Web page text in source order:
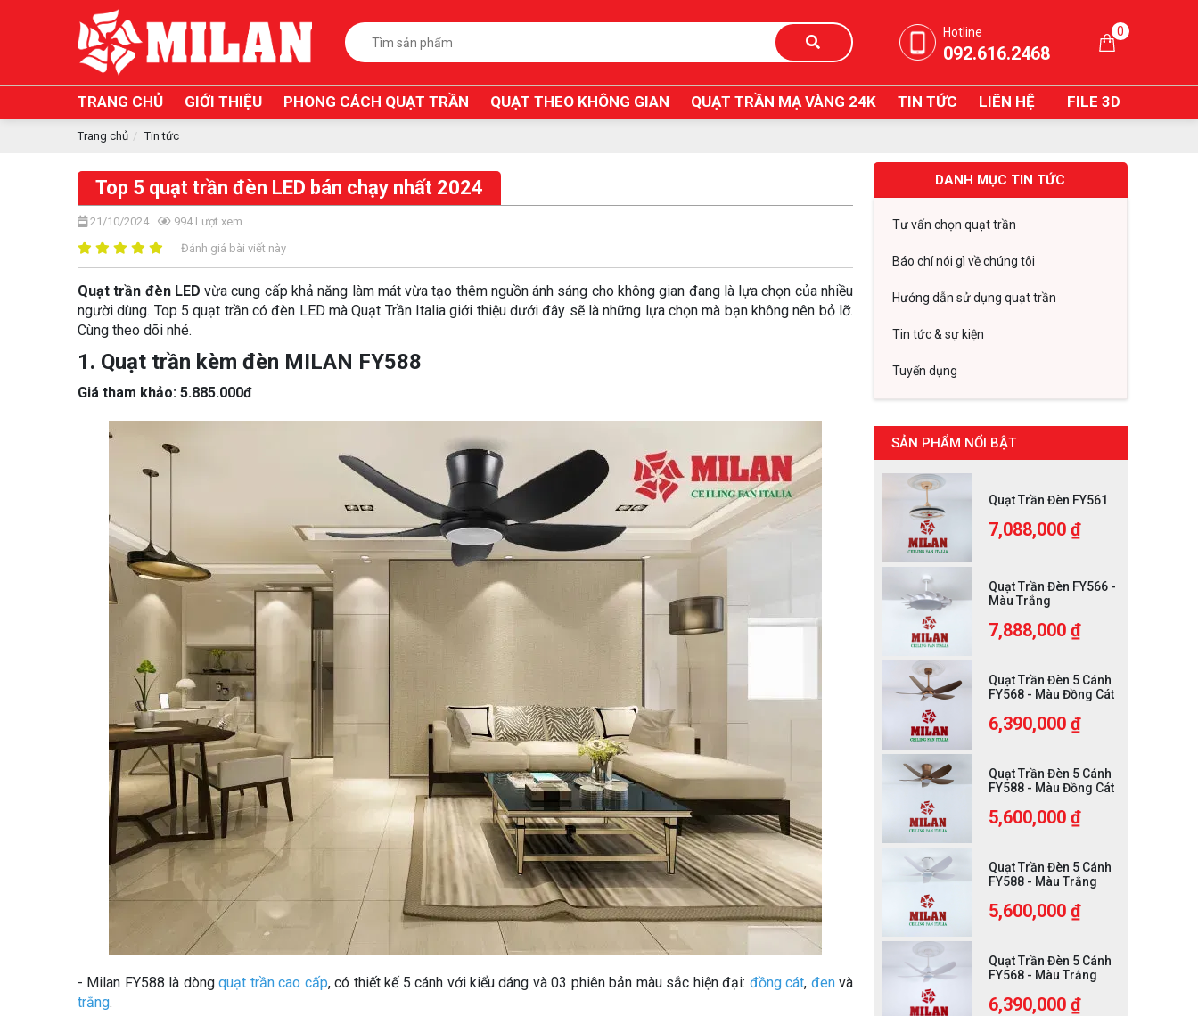
Hotline
092.616.2468
0
TRANG CHỦ GIỚI THIỆU PHONG CÁCH QUẠT TRẦN QUẠT THEO KHÔNG GIAN QUẠT TRẦN MẠ VÀNG 24K TIN TỨC LIÊN HỆ FILE 3D
Trang chủ Tin tức
Top 5 quạt trần đèn LED bán chạy nhất 2024
21/10/2024 994 Lượt xem
Đánh giá bài viết này
Quạt trần đèn LED vừa cung cấp khả năng làm mát vừa tạo thêm nguồn ánh sáng cho không gian đang là lựa chọn của nhiều
người dùng. Top 5 quạt trần có đèn LED mà Quạt Trần Italia giới thiệu dưới đây sẽ là những lựa chọn mà bạn không nên bỏ lỡ.
Cùng theo dõi nhé.
1. Quạt trần kèm đèn MILAN FY588
Giá tham khảo: 5.885.000đ
- Milan FY588 là dòngquạt trần cao cấp, có thiết kế 5 cánh với kiểu dáng và 03 phiên bản màu sắc hiện đại: đồng cát, đenvà
trắng.
DANH MỤC TIN TỨC
Tư vấn chọn quạt trần
Báo chí nói gì về chúng tôi
Hướng dẫn sử dụng quạt trần
Tin tức & sự kiện
Tuyển dụng
SẢN PHẨM NỔI BẬT
Quạt Trần Đèn FY561
7,088,000 ₫
Quạt Trần Đèn FY566 -
Màu Trắng
7,888,000 ₫
Quạt Trần Đèn 5 Cánh
FY568 - Màu Đồng Cát
6,390,000 ₫
Quạt Trần Đèn 5 Cánh
FY588 - Màu Đồng Cát
5,600,000 ₫
Quạt Trần Đèn 5 Cánh
FY588 - Màu Trắng
5,600,000 ₫
Quạt Trần Đèn 5 Cánh
FY568 - Màu Trắng
6,390,000 ₫